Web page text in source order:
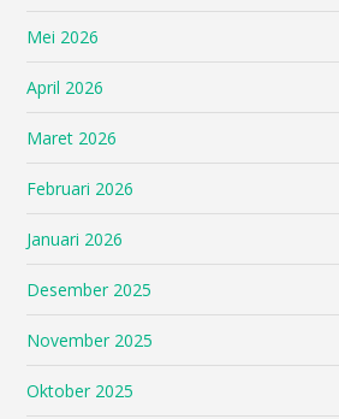
Mei 2026
April 2026
Maret 2026
Februari 2026
Januari 2026
Desember 2025
November 2025
Oktober 2025